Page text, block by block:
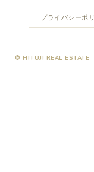
プライバシーポ
© HITUJI REAL ESTATE